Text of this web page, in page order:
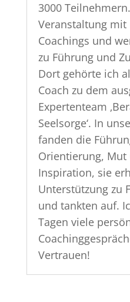
3000
Veranstaltung mit
Coachings und
zu Führung und
Dort gehörte ich
Coach zu dem
Expertenteam
Seelsorge‘. In
fanden die
Orientierung, Mut
Inspiration, sie
Unterstützung zu
und tankten auf.
Tagen viele
Vertrauen!